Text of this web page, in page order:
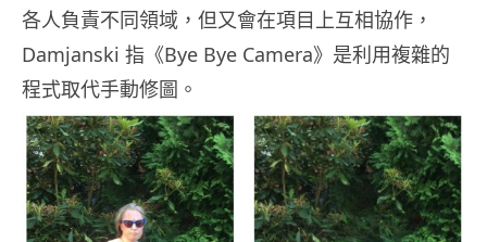
各人負責不同領域，但又會在項目上互相協作，
Damjanski 指《Bye Bye Camera》是利用複雜的
程式取代手動修圖。